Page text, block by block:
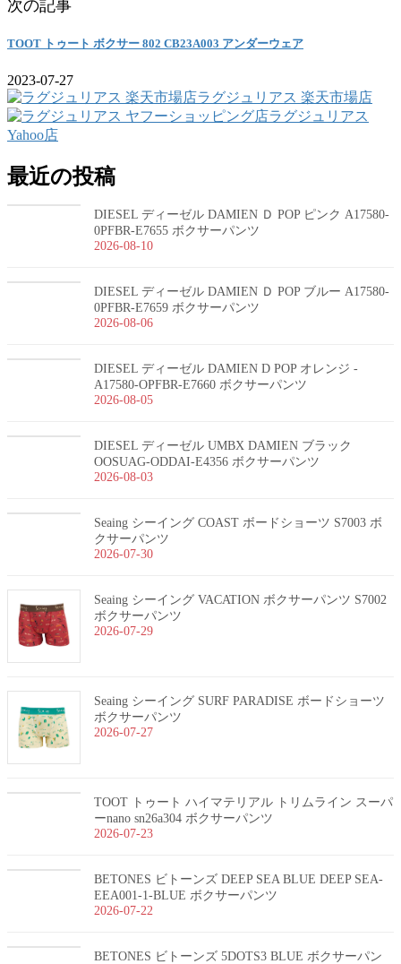
次の記事
TOOT トゥート ボクサー 802 CB23A003 アンダーウェア
2023-07-27
ラグジュリアス 楽天市場店
ラグジュリアス
Yahoo店
最近の投稿
DIESEL ディーゼル DAMIEN Ｄ POP ピンク A17580-
0PFBR-E7655 ボクサーパンツ
2026-08-10
DIESEL ディーゼル DAMIEN Ｄ POP ブルー A17580-
0PFBR-E7659 ボクサーパンツ
2026-08-06
DIESEL ディーゼル DAMIEN D POP オレンジ -
A17580-OPFBR-E7660 ボクサーパンツ
2026-08-05
DIESEL ディーゼル UMBX DAMIEN ブラック
OOSUAG-ODDAI-E4356 ボクサーパンツ
2026-08-03
Seaing シーイング COAST ボードショーツ S7003 ボ
クサーパンツ
2026-07-30
Seaing シーイング VACATION ボクサーパンツ S7002
ボクサーパンツ
2026-07-29
Seaing シーイング SURF PARADISE ボードショーツ
ボクサーパンツ
2026-07-27
TOOT トゥート ハイマテリアル トリムライン スーパ
ーnano sn26a304 ボクサーパンツ
2026-07-23
BETONES ビトーンズ DEEP SEA BLUE DEEP SEA-
EEA001-1-BLUE ボクサーパンツ
2026-07-22
BETONES ビトーンズ 5DOTS3 BLUE ボクサーパン